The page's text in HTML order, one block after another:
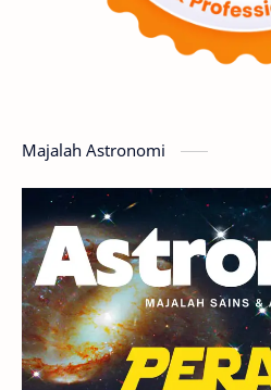
Mars
GMT 2016
Planet Kerdil Bumi
Berita Hujan Meteor
Rasi Bintang Teleskop
GBT 2018 UFO
Majalah Astronomi